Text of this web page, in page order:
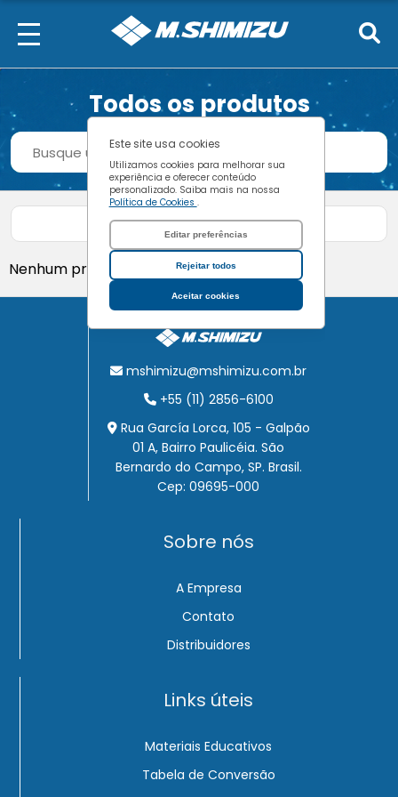
Este site usa cookies
Utilizamos cookies para melhorar sua
experiência e oferecer conteúdo
personalizado. Saiba mais na nossa
Política de Cookies .
Editar preferências
Rejeitar todos
Aceitar cookies
Todos os produtos
Procurar
Filtrar produtos
Nenhum produto encontrado.
mshimizu@mshimizu.com.br
+55 (11) 2856-6100
Rua García Lorca, 105 - Galpão
01 A, Bairro Paulicéia. São
Bernardo do Campo, SP. Brasil.
Cep: 09695-000
Sobre nós
A Empresa
Contato
Distribuidores
Links úteis
Materiais Educativos
Tabela de Conversão